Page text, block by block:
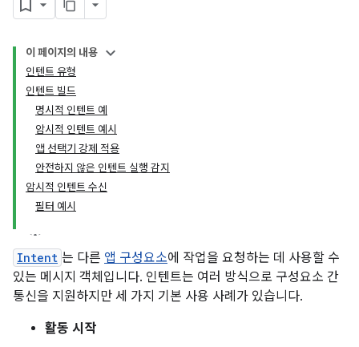
이 페이지의 내용
인텐트 유형
인텐트 빌드
명시적 인텐트 예
암시적 인텐트 예시
앱 선택기 강제 적용
안전하지 않은 인텐트 실행 감지
암시적 인텐트 수신
필터 예시
Intent 는 다른 앱 구성요소에 작업을 요청하는 데 사용할 수
있는 메시지 객체입니다. 인텐트는 여러 방식으로 구성요소 간
통신을 지원하지만 세 가지 기본 사용 사례가 있습니다.
활동 시작